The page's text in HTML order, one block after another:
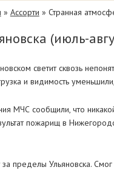
» Ассорти » Странная
(июль-
светит сквозь
и видимость
МЧС сообщили, что
пожарищ в
Ульяновска. Смог